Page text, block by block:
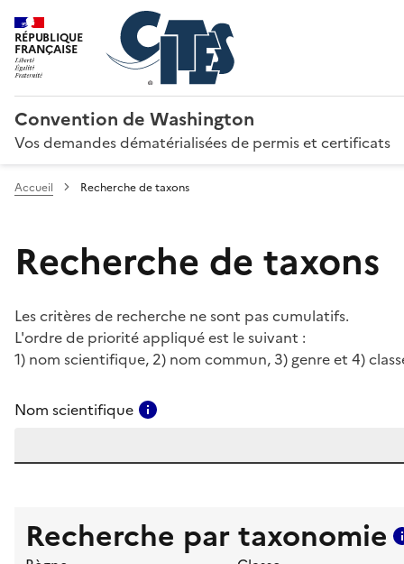
RÉPUBLIQUE
FRANÇAISE
Convention de Washington
Vos demandes dématérialisées de permis et certificats
Accueil Recherche de taxons
Recherche de taxons
Les critères de recherche ne sont pas cumulatifs.
L'ordre de priorité appliqué est le suivant :
1) nom scientifique, 2) nom commun, 3) genre et 4)
Nom scientifique
Recherche par taxonomie